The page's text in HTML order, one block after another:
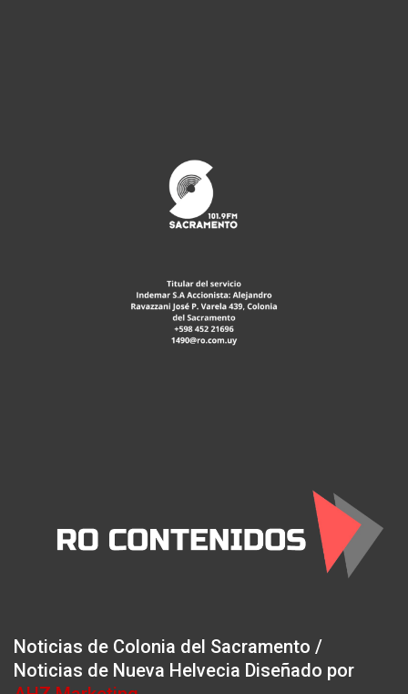
Noticias de Colonia del Sacramento /
Noticias de Nueva Helvecia Diseñado por